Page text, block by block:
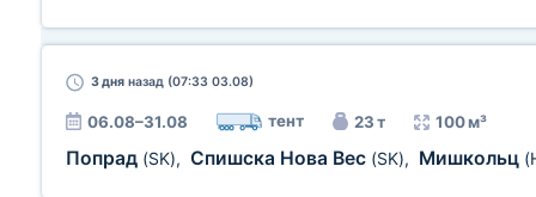
3 дня назад (07:33 03.08)
06.08–31.08 тент 23 т 100 м³
Попрад (SK), Спишска Нова Вес (SK), Мишкольц